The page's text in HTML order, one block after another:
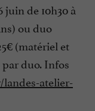
de 10h30 à
ou duo
(matériel et
duo. Infos
atelier-